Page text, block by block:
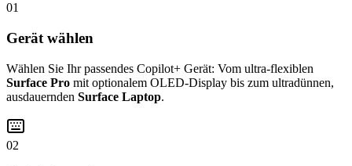
01
Gerät wählen
Wählen Sie Ihr passendes Copilot+ Gerät: Vom ultra-flexiblen
Surface Pro mit optionalem OLED-Display bis zum ultradünnen,
ausdauernden Surface Laptop.
02